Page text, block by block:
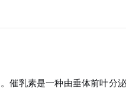
。催乳素是一种由垂体前叶分